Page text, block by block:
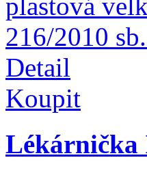
Detail
Koupit
Lékárnička